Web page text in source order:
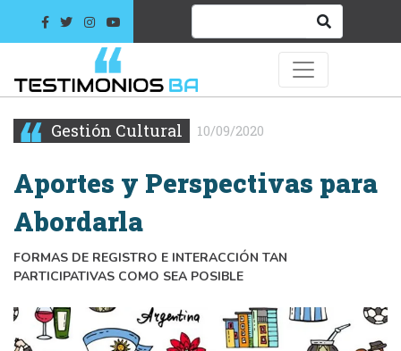
Gestión Cultural 10/09/2020
Aportes y Perspectivas para
Abordarla
FORMAS DE REGISTRO E INTERACCIÓN TAN
PARTICIPATIVAS COMO SEA POSIBLE